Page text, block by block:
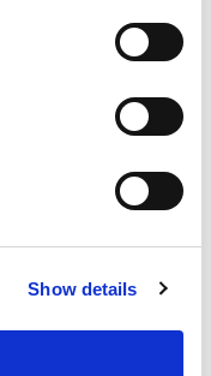
Show details